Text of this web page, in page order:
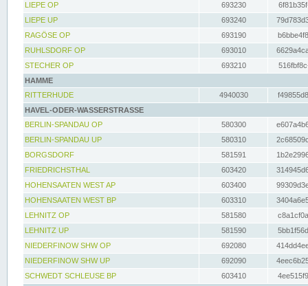
LIEPE OP
693230
LIEPE UP
693240
RAGÖSE OP
693190
RUHLSDORF OP
693010
STECHER OP
693210
HAMME
RITTERHUDE
4940030
HAVEL-ODER-WASSERSTRASSE
BERLIN-SPANDAU OP
580300
BERLIN-SPANDAU UP
580310
BORGSDORF
581591
FRIEDRICHSTHAL
603420
HOHENSAATEN WEST AP
603400
HOHENSAATEN WEST BP
603310
LEHNITZ OP
581580
LEHNITZ UP
581590
NIEDERFINOW SHW OP
692080
NIEDERFINOW SHW UP
692090
SCHWEDT SCHLEUSE BP
603410